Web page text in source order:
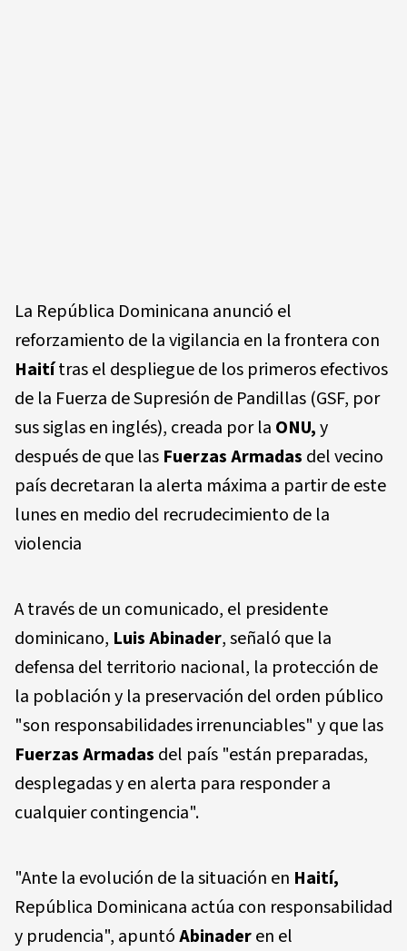
La República Dominicana anunció el
reforzamiento de la vigilancia en la frontera con
Haitítras el despliegue de los primeros efectivos
de la Fuerza de Supresión de Pandillas (GSF, por
sus siglas en inglés), creada por la ONU,y
después de que las Fuerzas Armadas del vecino
país decretaran la alerta máxima a partir de este
lunes en medio del recrudecimiento de la
violencia
A través de un comunicado, el presidente
dominicano, Luis Abinader, señaló que la
defensa del territorio nacional, la protección de
la población y la preservación del orden público
"son responsabilidades irrenunciables" y que las
Fuerzas Armadas del país "están preparadas,
desplegadas y en alerta para responder a
cualquier contingencia".
"Ante la evolución de la situación en Haití,
República Dominicana actúa con responsabilidad
y prudencia", apuntóAbinaderen el